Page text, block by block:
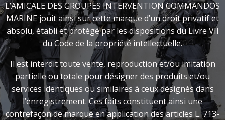
L’AMICALE DES GROUPES INTERVENTION COMMANDOS
MARINE jouit ainsi sur cette marque d’un droit privatif et
absolu, établi et protégé par les dispositions du Livre VII
du Code de la propriété intellectuelle.
Il est interdit toute vente, reproduction et/ou imitation
partielle ou totale pour désigner des produits et/ou
services identiques ou similaires à ceux désignés dans
l’enregistrement. Ces faits constituent ainsi une
contrefaçon de marque en application des articles L. 713-